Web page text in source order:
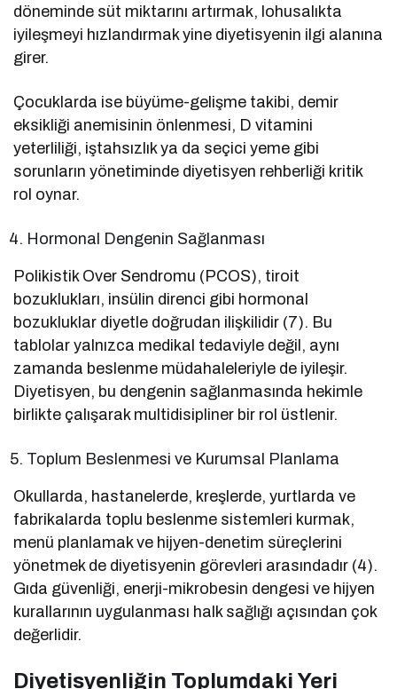
döneminde süt miktarını artırmak, lohusalıkta
iyileşmeyi hızlandırmak yine diyetisyenin ilgi alanına
girer.
Çocuklarda ise büyüme-gelişme takibi, demir
eksikliği anemisinin önlenmesi, D vitamini
yeterliliği, iştahsızlık ya da seçici yeme gibi
sorunların yönetiminde diyetisyen rehberliği kritik
rol oynar.
Hormonal Dengenin Sağlanması
Polikistik Over Sendromu (PCOS), tiroit
bozuklukları, insülin direnci gibi hormonal
bozukluklar diyetle doğrudan ilişkilidir (7). Bu
tablolar yalnızca medikal tedaviyle değil, aynı
zamanda beslenme müdahaleleriyle de iyileşir.
Diyetisyen, bu dengenin sağlanmasında hekimle
birlikte çalışarak multidisipliner bir rol üstlenir.
Toplum Beslenmesi ve Kurumsal Planlama
Okullarda, hastanelerde, kreşlerde, yurtlarda ve
fabrikalarda toplu beslenme sistemleri kurmak,
menü planlamak ve hijyen-denetim süreçlerini
yönetmek de diyetisyenin görevleri arasındadır (4).
Gıda güvenliği, enerji-mikrobesin dengesi ve hijyen
kurallarının uygulanması halk sağlığı açısından çok
değerlidir.
Diyetisyenliğin Toplumdaki Yeri